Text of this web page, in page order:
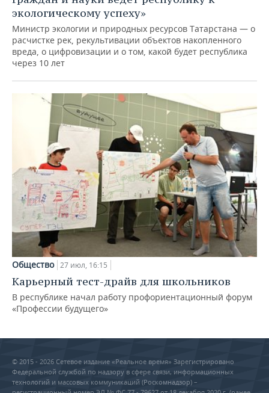
экологическому успеху»
Министр экологии и природных ресурсов Татарстана — о
расчистке рек, рекультивации объектов накопленного
вреда, о цифровизации и о том, какой будет республика
через 10 лет
Общество 27 июл, 16:15
Карьерный тест-драйв для школьников
В республике начал работу профориентационный форум
«Профессии будущего»
© 2015 - 2026 Сетевое издание «Реальное время» Зарегистрировано
Федеральной службой по надзору в сфере связи, информационных
технологий и массовых коммуникаций (Роскомнадзор) –